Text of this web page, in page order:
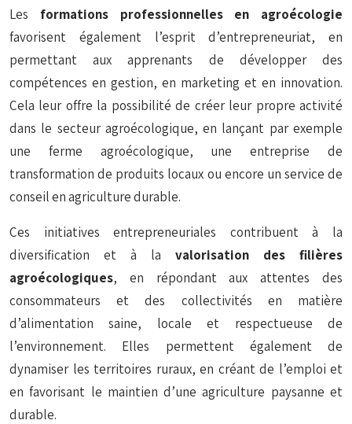
Les formations professionnelles en agroécologie
favorisent également l’esprit d’entrepreneuriat, en
permettant aux apprenants de développer des
compétences en gestion, en marketing et en innovation.
Cela leur offre la possibilité de créer leur propre activité
dans le secteur agroécologique, en lançant par exemple
une ferme agroécologique, une entreprise de
transformation de produits locaux ou encore un service de
conseil en agriculture durable.
Ces initiatives entrepreneuriales contribuent à la
diversification et à la valorisation des filières
agroécologiques, en répondant aux attentes des
consommateurs et des collectivités en matière
d’alimentation saine, locale et respectueuse de
l’environnement. Elles permettent également de
dynamiser les territoires ruraux, en créant de l’emploi et
en favorisant le maintien d’une agriculture paysanne et
durable.